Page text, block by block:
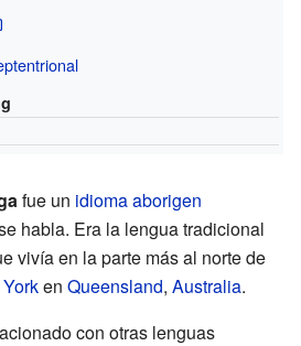
fue un idioma aborigen
habla. Era la lengua tradicional
vivía en la parte más al norte de
en Queensland, Australia.
con otras lenguas